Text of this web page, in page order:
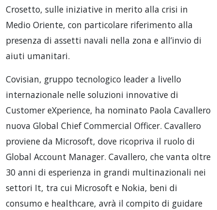
Crosetto, sulle iniziative in merito alla crisi in
Medio Oriente, con particolare riferimento alla
presenza di assetti navali nella zona e all’invio di
aiuti umanitari.
Covisian, gruppo tecnologico leader a livello
internazionale nelle soluzioni innovative di
Customer eXperience, ha nominato Paola Cavallero
nuova Global Chief Commercial Officer. Cavallero
proviene da Microsoft, dove ricopriva il ruolo di
Global Account Manager. Cavallero, che vanta oltre
30 anni di esperienza in grandi multinazionali nei
settori It, tra cui Microsoft e Nokia, beni di
consumo e healthcare, avrà il compito di guidare